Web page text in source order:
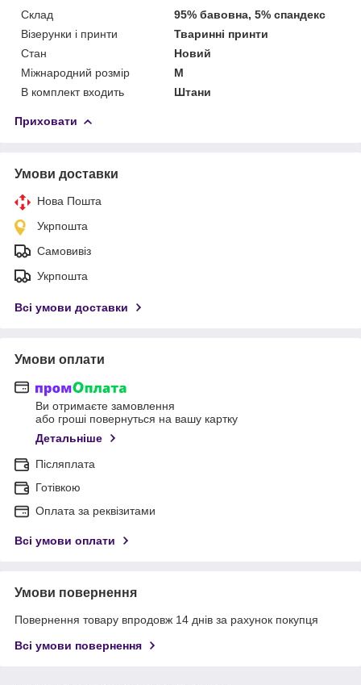
Склад
95% бавовна, 5% спандекс
Візерунки і принти
Тваринні принти
Стан
Новий
Міжнародний розмір
M
В комплект входить
Штани
Приховати
Умови доставки
Нова Пошта
Укрпошта
Самовивіз
Укрпошта
Всі умови доставки
Умови оплати
Ви отримаєте замовлення
або гроші повернуться на вашу картку
Детальніше
Післяплата
Готівкою
Оплата за реквізитами
Всі умови оплати
Умови повернення
Повернення товару впродовж 14 днів за рахунок покупця
Всі умови повернення